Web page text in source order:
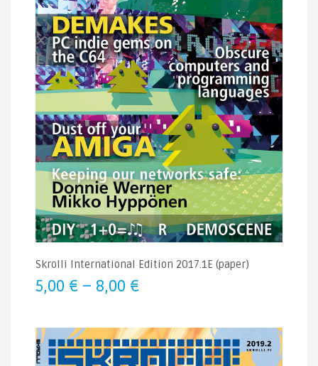
Skrolli International Edition 2017.1E (paper)
5,00 € – 8,00 €Hintaluokka:
-
8,00 €